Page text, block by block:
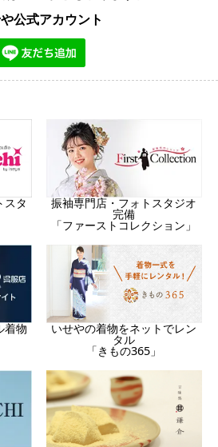
公式アカウント
スタ 振袖専門店・フォトスタジオ
完備
「ファーストコレクション」
着物 いせやの着物をネットでレン
タル
「きもの365」